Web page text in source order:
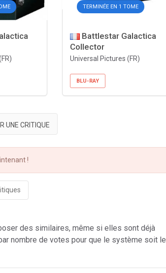
TERMINÉE EN 1 TOME
Battlestar Galactica
Collector
Universal Pictures (FR)
BLU-RAY
UNE CRITIQUE
!
des similaires, même si elles sont déjà
nombre de votes pour que le système soit le